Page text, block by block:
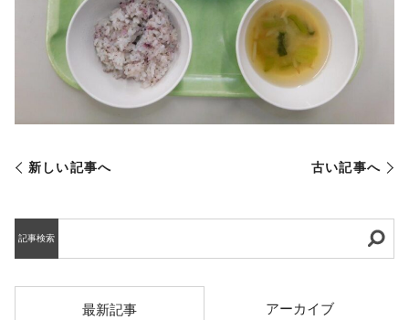
新しい記事へ 古い記事へ
記事検索
最新記事 アーカイブ